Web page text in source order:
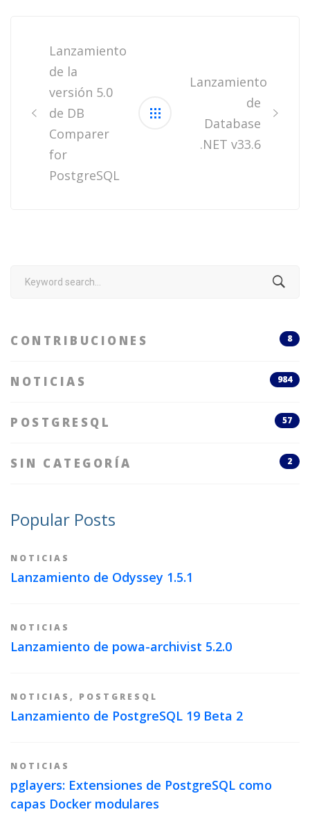
navigation
Lanzamiento
de la
versión 5.0
de DB
Comparer
for
PostgreSQL
Lanzamiento
de
Database
.NET v33.6
CONTRIBUCIONES 8
NOTICIAS 984
POSTGRESQL 57
SIN CATEGORÍA 2
Popular Posts
NOTICIAS
Lanzamiento de Odyssey 1.5.1
NOTICIAS
Lanzamiento de powa-archivist 5.2.0
NOTICIAS , POSTGRESQL
Lanzamiento de PostgreSQL 19 Beta 2
NOTICIAS
pglayers: Extensiones de PostgreSQL como
capas Docker modulares